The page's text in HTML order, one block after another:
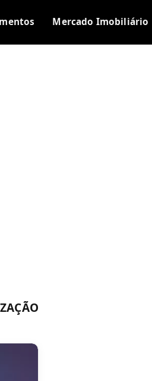
Mercado Imobiliário